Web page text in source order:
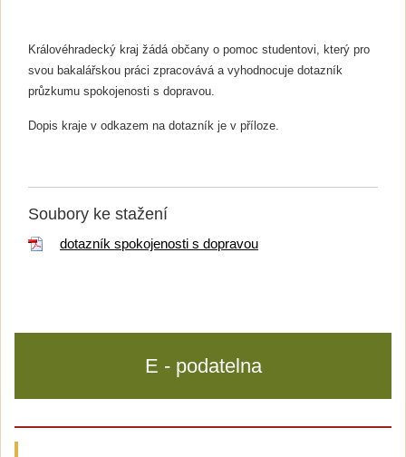
Královéhradecký kraj žádá občany o pomoc studentovi, který pro
svou bakalářskou práci zpracovává a vyhodnocuje dotazník
průzkumu spokojenosti s dopravou.
Dopis kraje v odkazem na dotazník je v příloze.
Soubory ke stažení
dotazník spokojenosti s dopravou
E - podatelna